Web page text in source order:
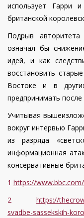
использует Гарри
британской
Подрыв
означал бы
идей, и как
восстановить
Востоке и в
предпринимать после
Учитывая
вокруг интервью
из разряда
информационная
консервативные
1 https://
2
https://
svadbe-sassekskih-